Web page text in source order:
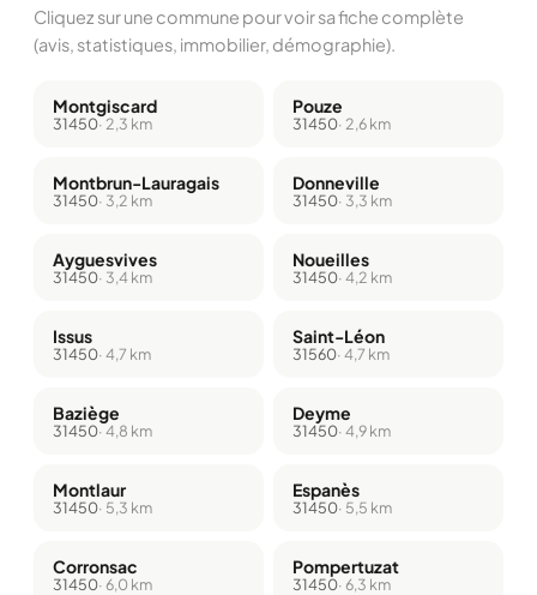
Cliquez sur une commune pour voir sa fiche complète
(avis, statistiques, immobilier, démographie).
Montgiscard
31450· 2,3 km
Pouze
31450· 2,6 km
Montbrun-Lauragais
31450· 3,2 km
Donneville
31450· 3,3 km
Ayguesvives
31450· 3,4 km
Noueilles
31450· 4,2 km
Issus
31450· 4,7 km
Saint-Léon
31560· 4,7 km
Baziège
31450· 4,8 km
Deyme
31450· 4,9 km
Montlaur
31450· 5,3 km
Espanès
31450· 5,5 km
Corronsac
31450· 6,0 km
Pompertuzat
31450· 6,3 km